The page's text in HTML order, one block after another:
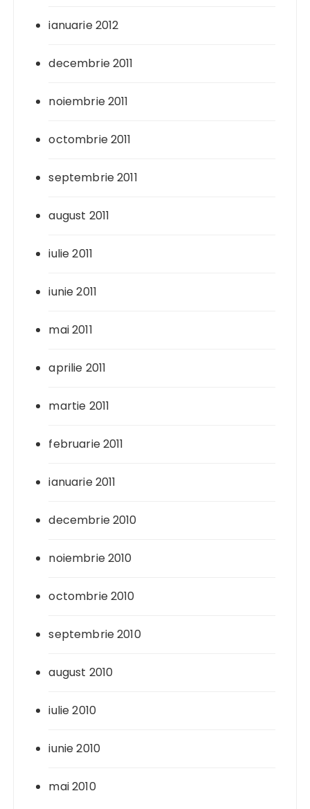
ianuarie 2012
decembrie 2011
noiembrie 2011
octombrie 2011
septembrie 2011
august 2011
iulie 2011
iunie 2011
mai 2011
aprilie 2011
martie 2011
februarie 2011
ianuarie 2011
decembrie 2010
noiembrie 2010
octombrie 2010
septembrie 2010
august 2010
iulie 2010
iunie 2010
mai 2010